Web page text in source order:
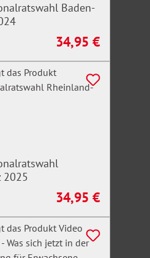
Baden-
Regulärer Preis:
34,95 €
2025
Regulärer Preis:
34,95 €